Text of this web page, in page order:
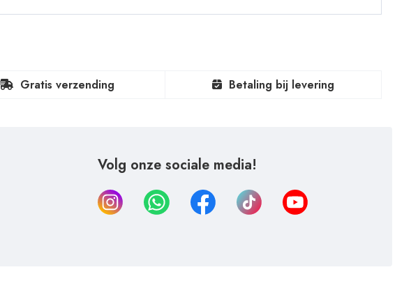
Gratis verzending Betaling bij levering
Volg onze sociale media!